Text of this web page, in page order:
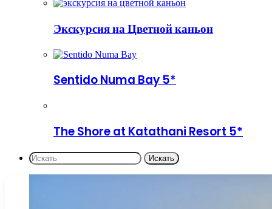
Экскурсия на Цветной каньон
Sentido Numa Bay 5*
The Shore at Katathani Resort 5*
Искать